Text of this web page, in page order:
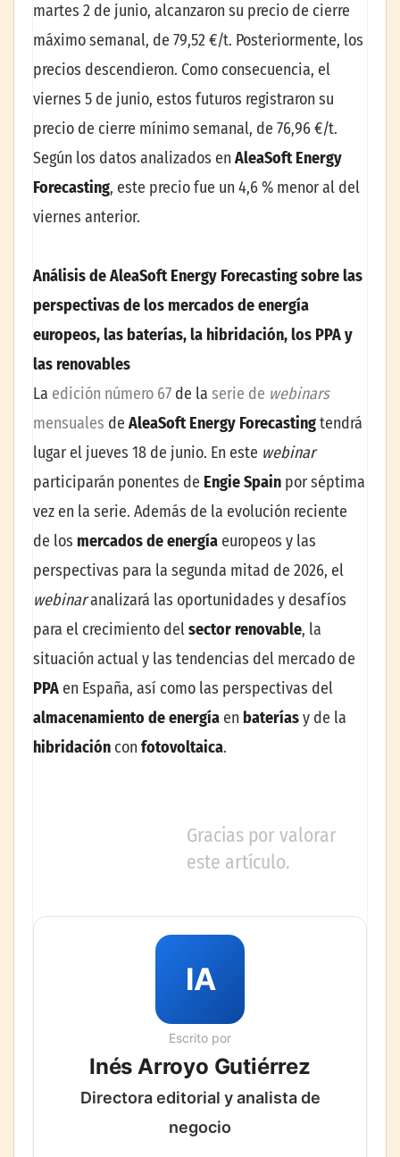
martes 2 de junio, alcanzaron su precio de cierre
máximo semanal, de 79,52 €/t. Posteriormente, los
precios descendieron. Como consecuencia, el
viernes 5 de junio, estos futuros registraron su
precio de cierre mínimo semanal, de 76,96 €/t.
Según los datos analizados en AleaSoft Energy
Forecasting, este precio fue un 4,6 % menor al del
viernes anterior.
Análisis de AleaSoft Energy Forecasting sobre las
perspectivas de los mercados de energía
europeos, las baterías, la hibridación, los PPA y
las renovables
La edición número 67 de la serie de webinars
mensuales de AleaSoft Energy Forecastingtendrá
lugar el jueves 18 de junio. En este webinar
participarán ponentes de Engie Spain por séptima
vez en la serie. Además de la evolución reciente
de los mercados de energía europeos y las
perspectivas para la segunda mitad de 2026, el
webinaranalizará las oportunidades y desafíos
para el crecimiento delsector renovable, la
situación actual y las tendencias del mercado de
PPA en España, así como las perspectivas del
almacenamiento de energía en bateríasy de la
hibridación con fotovoltaica.
Gracias por valorar
este artículo.
IA
Escrito por
Inés Arroyo Gutiérrez
Directora editorial y analista de
negocio